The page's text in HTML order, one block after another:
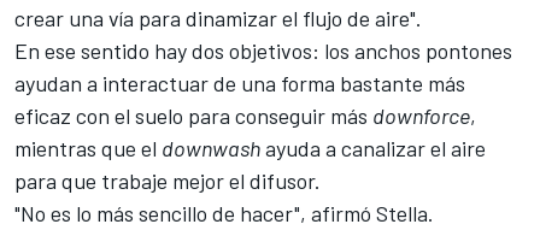
crear una vía para dinamizar el flujo de aire".
En ese sentido hay dos objetivos: los anchos pontones
ayudan a interactuar de una forma bastante más
eficaz con el suelo para conseguir más downforce,
mientras que el downwashayuda a canalizar el aire
para que trabaje mejor el difusor.
"No es lo más sencillo de hacer", afirmó Stella.